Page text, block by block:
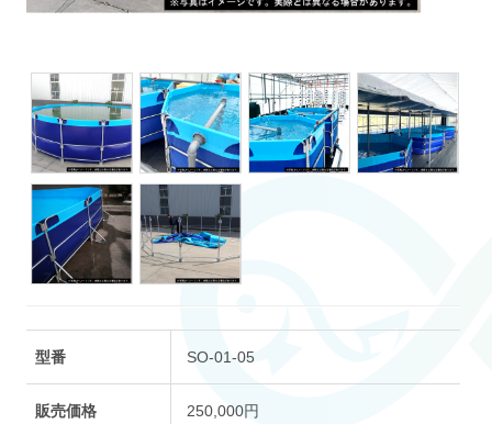
型番 SO-01-05
販売価格 250,000円